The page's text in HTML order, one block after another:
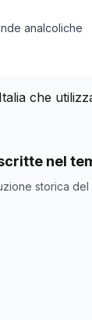
analcoliche
che
nel
storica
con codice